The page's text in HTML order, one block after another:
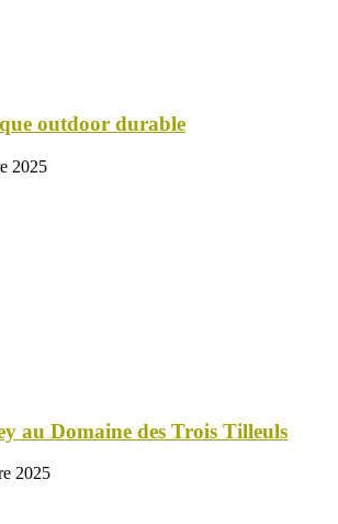
outdoor durable
2025
au Domaine des Trois Tilleuls
2025